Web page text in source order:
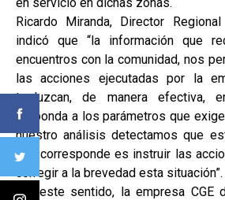
Ricardo Miranda, Director
indicó que “la información que
encuentros con la comunidad, nos
las acciones ejecutadas por la
traduzcan, de manera efectiva,
responda a los parámetros que
nuestro análisis detectamos que
que corresponde es instruir las
corregir a la brevedad esta situación”.
“En este sentido, la empresa CGE